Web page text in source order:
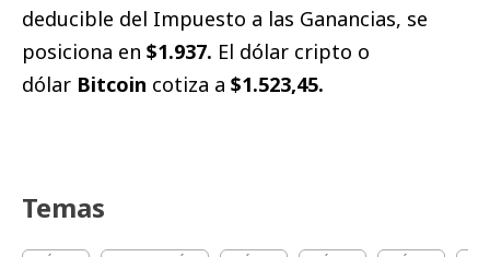
deducible del Impuesto a las Ganancias, se
posiciona en $1.937. El dólar cripto o
dólar Bitcoin cotiza a $1.523,45.
Temas